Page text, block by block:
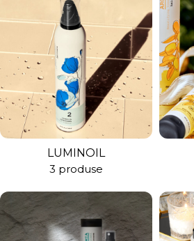
LUMINOIL
3 produse